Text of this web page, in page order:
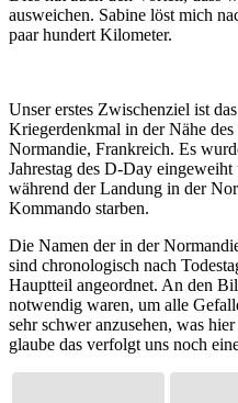
ausweichen. Sabine löst mich
paar hundert Kilometer.
Unser erstes Zwischenziel ist
Kriegerdenkmal in der Nähe
Normandie, Frankreich. Es
Jahrestag des D-Day
während der Landung in der
Kommando starben.
Die Namen der in der
sind chronologisch nach
Hauptteil angeordnet. An den
notwendig waren, um alle
sehr schwer anzusehen, was
glaube das verfolgt uns noch